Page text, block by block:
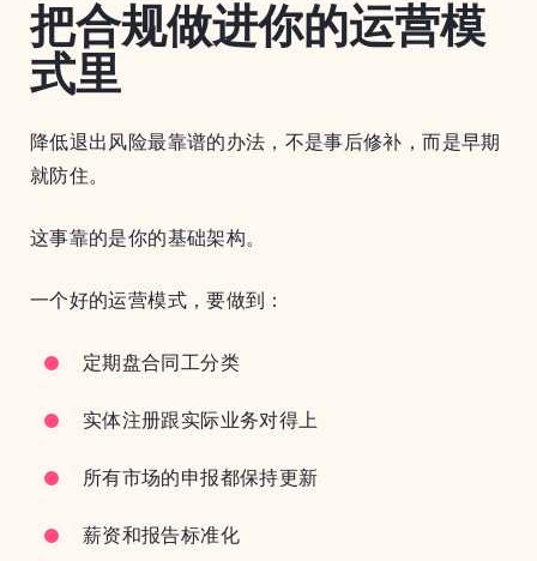
把合规做进你的运营模
式里
降低退出风险最靠谱的办法，不是事后修补，而是早期
就防住。
这事靠的是你的基础架构。
一个好的运营模式，要做到：
定期盘合同工分类
实体注册跟实际业务对得上
所有市场的申报都保持更新
薪资和报告标准化